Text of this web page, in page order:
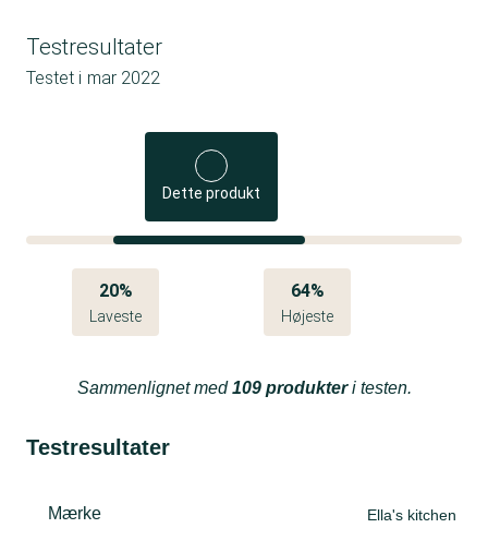
Testresultater
Testet i mar 2022
Dette produkt
20%
Laveste
64%
Højeste
Sammenlignet med109 produkteri testen.
Testresultater
Mærke Ella's kitchen